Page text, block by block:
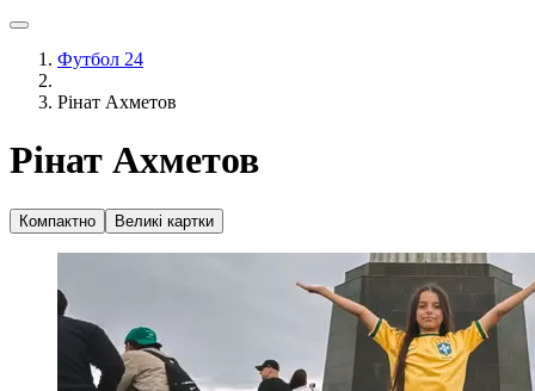
Футбол 24
Рінат Ахметов
Рінат Ахметов
Компактно Великі картки